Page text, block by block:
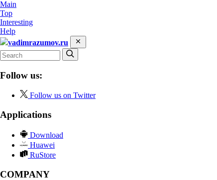
Main
Top
Interesting
Help
vadimrazumov.ru
Follow us:
Follow us on Twitter
Applications
Download
Huawei
RuStore
COMPANY